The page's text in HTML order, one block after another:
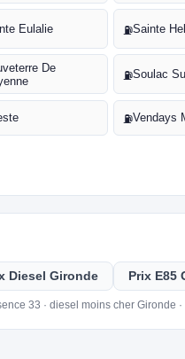
Eulalie ⛽Sainte
De
⛽Soulac
⛽Vendays
Diesel Gironde Prix E85
33 · diesel moins cher Gironde